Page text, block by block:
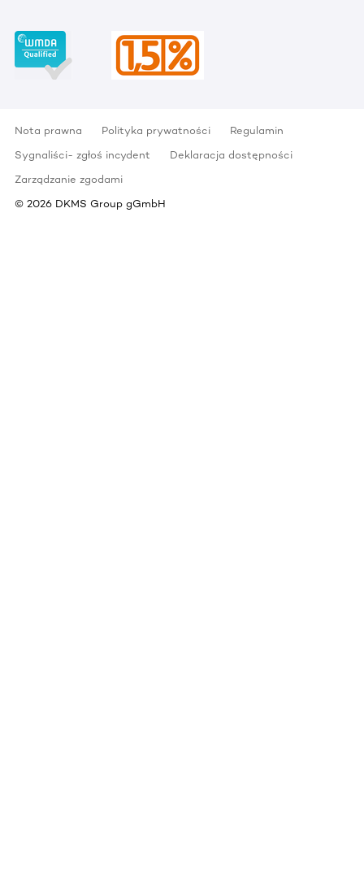
Nota prawna Polityka prywatności
Regulamin
Sygnaliści- zgłoś incydent
Deklaracja dostępności
Zarządzanie zgodami
© 2026 DKMS Group gGmbH